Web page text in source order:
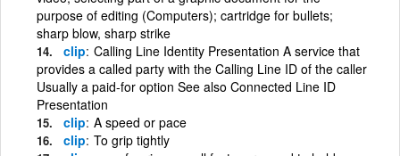
purpose of editing (Computers); cartridge for bullets;
sharp blow, sharp strike
clip Calling Line Identity Presentation A service that
provides a called party with the Calling Line ID of the caller
Usually a paid-for option See also Connected Line ID
Presentation
clip A speed or pace
clip To grip tightly